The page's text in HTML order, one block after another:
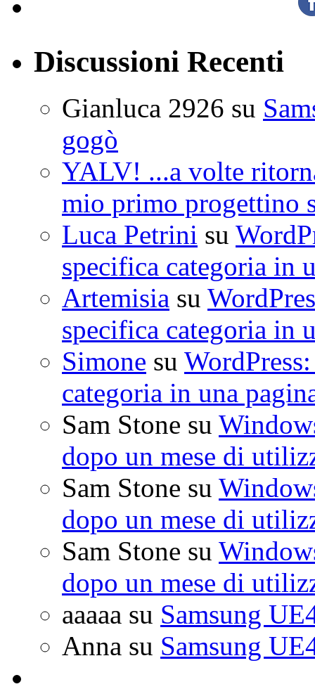
Discussioni Recenti
Gianluca 2926 su
gogò
YALV! ...a volte
mio primo progettino
Luca Petrini su
specifica categoria in
Artemisia su
specifica categoria in
Simone su
categoria in una
Sam Stone su
dopo un mese di
Sam Stone su
dopo un mese di
Sam Stone su
dopo un mese di
aaaaa su Samsung
Anna su Samsung